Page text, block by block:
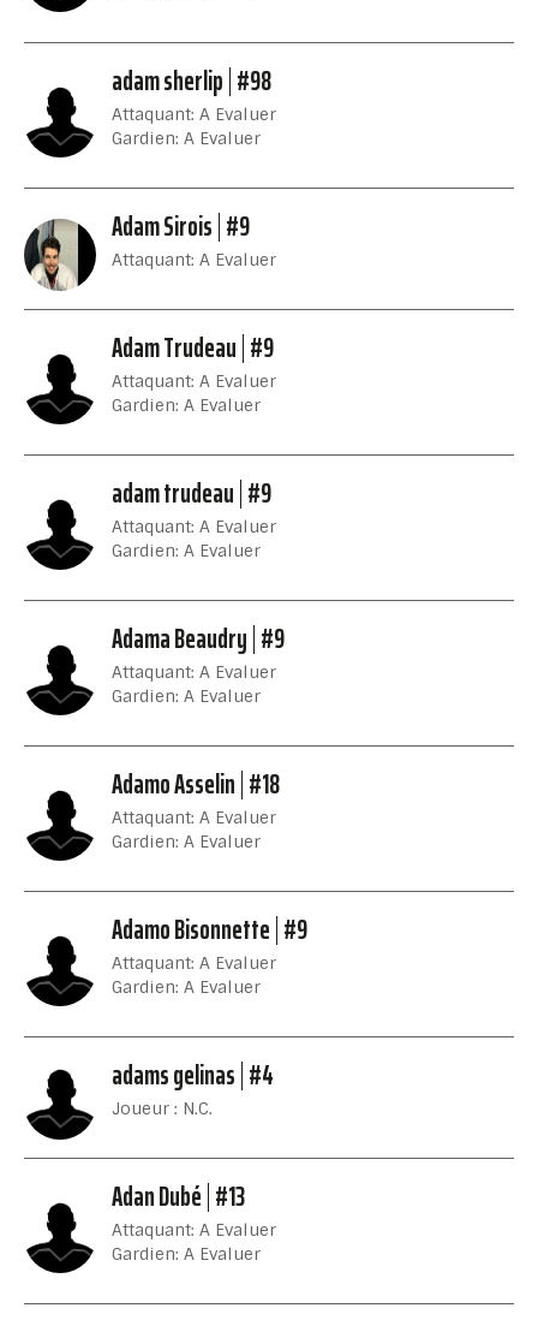
adam sherlip #98
Attaquant: A Evaluer
Gardien: A Evaluer
Adam Sirois #9
Attaquant: A Evaluer
Adam Trudeau #9
Attaquant: A Evaluer
Gardien: A Evaluer
adam trudeau #9
Attaquant: A Evaluer
Gardien: A Evaluer
Adama Beaudry #9
Attaquant: A Evaluer
Gardien: A Evaluer
Adamo Asselin #18
Attaquant: A Evaluer
Gardien: A Evaluer
Adamo Bisonnette #9
Attaquant: A Evaluer
Gardien: A Evaluer
adams gelinas #4
Joueur : N.C.
Adan Dubé #13
Attaquant: A Evaluer
Gardien: A Evaluer